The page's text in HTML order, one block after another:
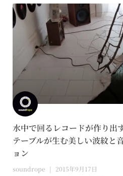
水中で回るレコードが作り出
テーブルが生む美しい波紋と
ョン
soundrope 2015年9月17日